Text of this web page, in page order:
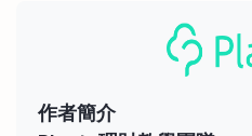
作者簡介